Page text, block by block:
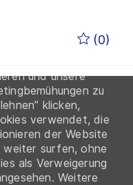
(0)
Thales und seine
ablegen, um die
und unsere
zu
klicken,
verwendet, die
der Website
surfen, ohne
als Verweigerung
Weitere